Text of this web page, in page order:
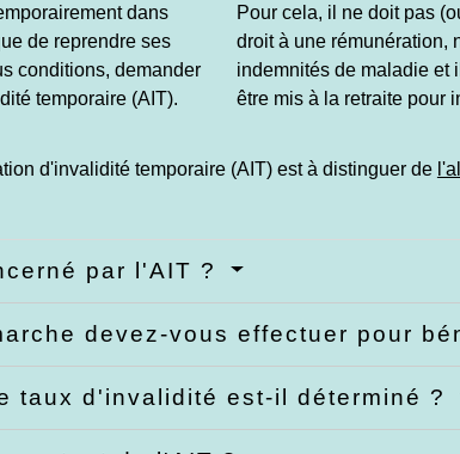
dans
de reprendre ses
conditions, demander
temporaire (AIT).
Pour cela, il ne doit pas
droit à une rémunération,
indemnités de maladie et
être mis à la retraite pour
d'invalidité temporaire (AIT) est à distinguer de
par l'AIT ?
devez-vous effectuer pour
taux d'invalidité est-il déterminé ?